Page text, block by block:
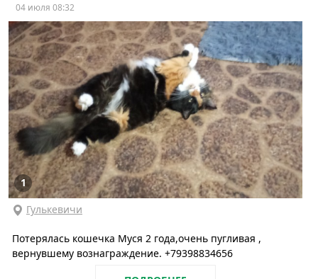
04 июля 08:32
1
Гулькевичи
Потерялась кошечка Муся 2 года,очень пугливая ,
вернувшему вознаграждение. +79398834656